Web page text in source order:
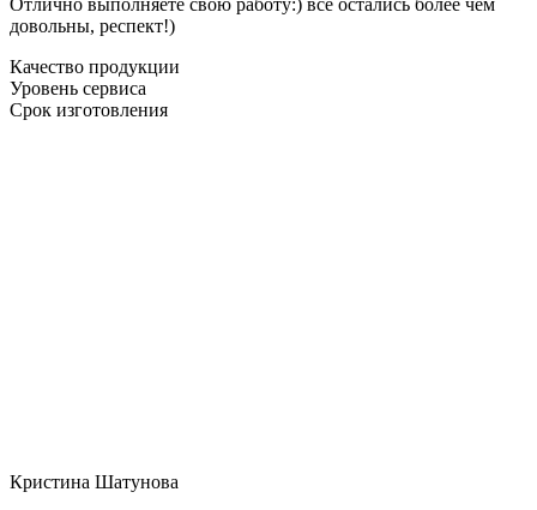
довольны, респект!)
Качество продукции
Уровень сервиса
Срок изготовления
Кристина Шатунова